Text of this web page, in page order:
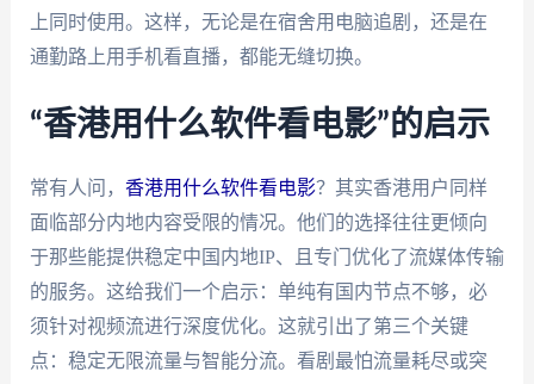
上同时使用。这样，无论是在宿舍用电脑追剧，还是在
通勤路上用手机看直播，都能无缝切换。
“香港用什么软件看电影”的启示
常有人问， 香港用什么软件看电影？其实香港用户同样
面临部分内地内容受限的情况。他们的选择往往更倾向
于那些能提供稳定中国内地IP、且专门优化了流媒体传输
的服务。这给我们一个启示：单纯有国内节点不够，必
须针对视频流进行深度优化。这就引出了第三个关键
点：稳定无限流量与智能分流。看剧最怕流量耗尽或突